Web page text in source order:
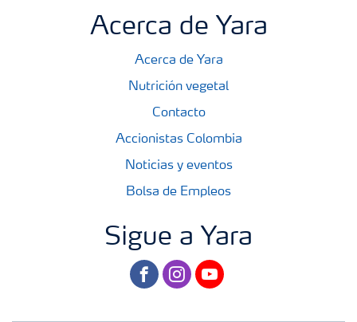
Acerca de Yara
Acerca de Yara
Nutrición vegetal
Contacto
Accionistas Colombia
Noticias y eventos
Bolsa de Empleos
Sigue a Yara
facebookinstagram
youtube